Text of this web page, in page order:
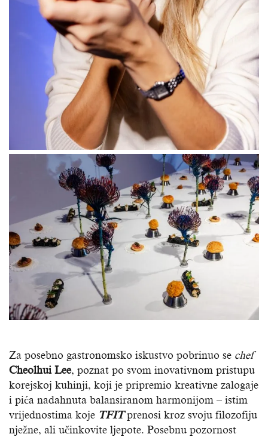
Za posebno gastronomsko iskustvo pobrinuo se chef
Cheolhui Lee, poznat po svom inovativnom pristupu
korejskoj kuhinji, koji je pripremio kreativne zalogaje
i pića nadahnuta balansiranom harmonijom – istim
vrijednostima koje TFITprenosi kroz svoju filozofiju
nježne, ali učinkovite ljepote. Posebnu pozornost